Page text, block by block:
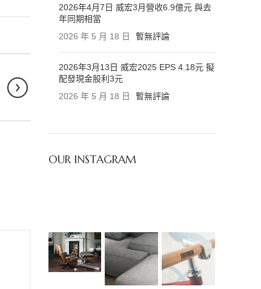
2026年4月7日 威宏3月營收6.9億元 與去
年同期相當
2026 年 5 月 18 日
暫無評論
2026年3月13日 威宏2025 EPS 4.18元 擬
配發現金股利3元
2026 年 5 月 18 日
暫無評論
OUR INSTAGRAM